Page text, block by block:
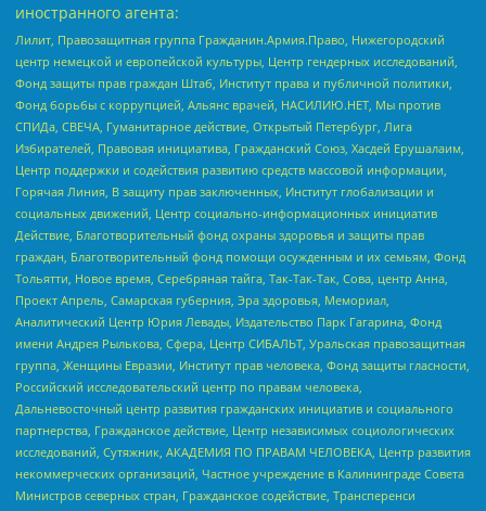
иностранного агента:
Лилит, Правозащитная группа Гражданин.Армия.Право, Нижегородский
центр немецкой и европейской культуры, Центр гендерных исследований,
Фонд защиты прав граждан Штаб, Институт права и публичной политики,
Фонд борьбы с коррупцией, Альянс врачей, НАСИЛИЮ.НЕТ, Мы против
СПИДа, СВЕЧА, Гуманитарное действие, Открытый Петербург, Лига
Избирателей, Правовая инициатива, Гражданский Союз, Хасдей Ерушалаим,
Центр поддержки и содействия развитию средств массовой информации,
Горячая Линия, В защиту прав заключенных, Институт глобализации и
социальных движений, Центр социально-информационных инициатив
Действие, Благотворительный фонд охраны здоровья и защиты прав
граждан, Благотворительный фонд помощи осужденным и их семьям, Фонд
Тольятти, Новое время, Серебряная тайга, Так-Так-Так, Сова, центр Анна,
Проект Апрель, Самарская губерния, Эра здоровья, Мемориал,
Аналитический Центр Юрия Левады, Издательство Парк Гагарина, Фонд
имени Андрея Рылькова, Сфера, Центр СИБАЛЬТ, Уральская правозащитная
группа, Женщины Евразии, Институт прав человека, Фонд защиты гласности,
Российский исследовательский центр по правам человека,
Дальневосточный центр развития гражданских инициатив и социального
партнерства, Гражданское действие, Центр независимых социологических
исследований, Сутяжник, АКАДЕМИЯ ПО ПРАВАМ ЧЕЛОВЕКА, Центр развития
некоммерческих организаций, Частное учреждение в Калининграде Совета
Министров северных стран, Гражданское содействие, Трансперенси